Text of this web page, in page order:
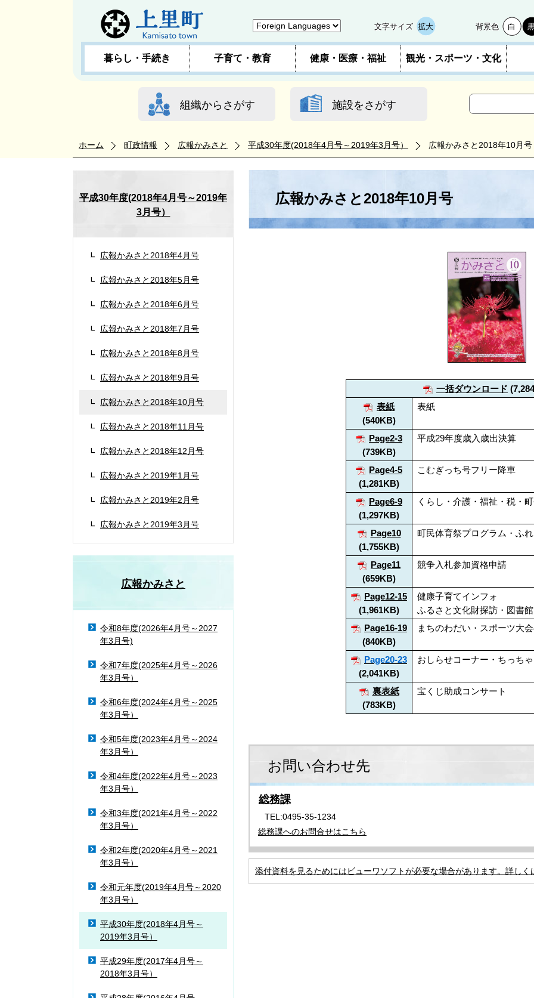
文字サイズ 拡大 背景色 白
暮らし・手続き 子育て・教育 健康・医療・福祉 観光・スポーツ・文化
組織からさがす 施設をさがす
ホーム 町政情報 広報かみさと 平成30年度(2018年4月号～2019年3月号） 広報かみさと2018年10月号
平成30年度(2018年4月号～2019年
3月号）
広報かみさと2018年4月号
広報かみさと2018年5月号
広報かみさと2018年6月号
広報かみさと2018年7月号
広報かみさと2018年8月号
広報かみさと2018年9月号
広報かみさと2018年10月号
広報かみさと2018年11月号
広報かみさと2018年12月号
広報かみさと2019年1月号
広報かみさと2019年2月号
広報かみさと2019年3月号
広報かみさと
令和8年度(2026年4月号～2027
年3月号)
令和7年度(2025年4月号～2026
年3月号）
令和6年度(2024年4月号～2025
年3月号）
令和5年度(2023年4月号～2024
年3月号）
令和4年度(2022年4月号～2023
年3月号）
令和3年度(2021年4月号～2022
年3月号）
令和2年度(2020年4月号～2021
年3月号）
令和元年度(2019年4月号～2020
年3月号）
平成30年度(2018年4月号～
2019年3月号）
平成29年度(2017年4月号～
2018年3月号）
広報かみさと2018年10月号
一括ダウンロード
表紙
(540KB)
表紙
Page2-3
(739KB)
平成29年度歳入歳出決算
Page4-5
(1,281KB)
こむぎっち号フリー降車
Page6-9
(1,297KB)
くらし・介護・福祉・税・
Page10
(1,755KB)
町民体育祭プログラム・ふ
Page11
(659KB)
競争入札参加資格申請
Page12-15
(1,961KB)
健康子育てインフォ
ふるさと文化財探訪・図書
Page16-19
(840KB)
まちのわだい・スポーツ大
Page20-23
(2,041KB)
おしらせコーナー・ちっち
裏表紙
(783KB)
宝くじ助成コンサート
お問い合わせ先
総務課
TEL:0495-35-1234
総務課へのお問合せはこちら
添付資料を見るためにはビューワソフトが必要な場合があります。詳しく